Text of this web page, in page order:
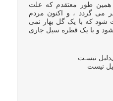
همین طور معتقدم که علت
می گردد ، و اکنون مردم
شود که با یک گل بهار نمی
و با یک قطره سیل جاری
نیسـت
نیست